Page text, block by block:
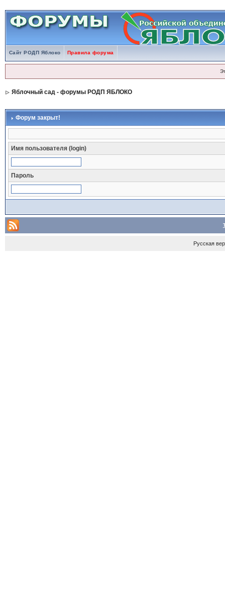
Сайт РОДП Яблоко Правила форума
Яблочный сад - форумы РОДП ЯБЛОКО
Форум закрыт!
Имя пользователя (login)
Пароль
Русская